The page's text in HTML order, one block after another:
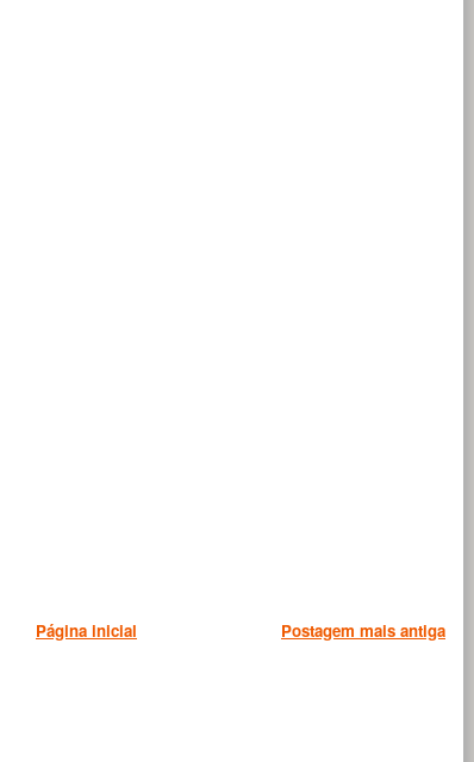
Postagem mais antiga
Página inicial